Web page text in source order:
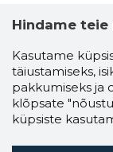
Hindame
Kasutame
täiustamiseks,
pakkumiseks ja
klõpsate
küpsiste